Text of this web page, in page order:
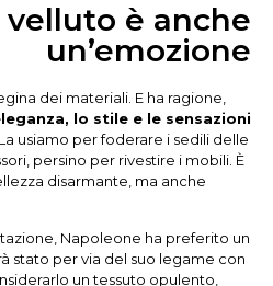
velluto è anche
un’emozione
dei materiali. E ha ragione,
lo stile e le sensazioni
. La usiamo per foderare i sedili delle
persino per rivestire i mobili. È
disarmante, ma anche
Napoleone ha preferito un
stato per via del suo legame con
un tessuto opulento,